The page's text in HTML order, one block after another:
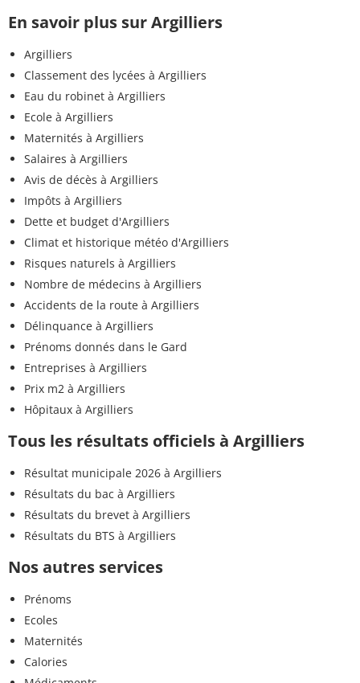
En savoir plus sur Argilliers
Argilliers
Classement des lycées à Argilliers
Eau du robinet à Argilliers
Ecole à Argilliers
Maternités à Argilliers
Salaires à Argilliers
Avis de décès à Argilliers
Impôts à Argilliers
Dette et budget d'Argilliers
Climat et historique météo d'Argilliers
Risques naturels à Argilliers
Nombre de médecins à Argilliers
Accidents de la route à Argilliers
Délinquance à Argilliers
Prénoms donnés dans le Gard
Entreprises à Argilliers
Prix m2 à Argilliers
Hôpitaux à Argilliers
Tous les résultats officiels à Argilliers
Résultat municipale 2026 à Argilliers
Résultats du bac à Argilliers
Résultats du brevet à Argilliers
Résultats du BTS à Argilliers
Nos autres services
Prénoms
Ecoles
Maternités
Calories